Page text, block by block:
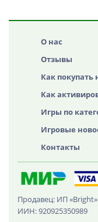
О нас
Отзывы
Как покупать
Как
Игры по
Игровые
Контакты
Продавец: ИП «Bright»
ИИН: 920925350989